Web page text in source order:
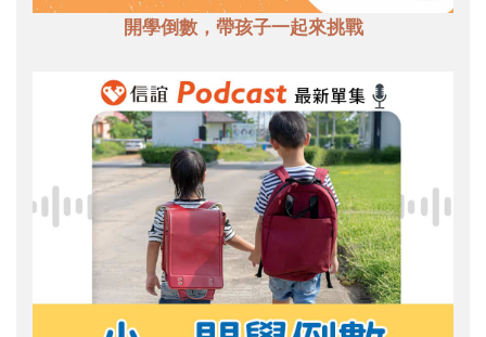
開學倒數，帶孩子一起來挑戰